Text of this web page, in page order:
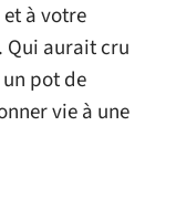
à votre
Qui aurait cru
pot de
vie à une